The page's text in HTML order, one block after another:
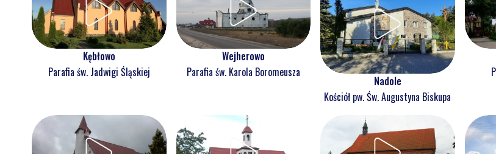
Kębłowo
Parafia św. Jadwigi Śląskiej
Wejherowo
Parafia św. Karola Boromeusza
Nadole
Kościół pw. Św. Augustyna Biskupa